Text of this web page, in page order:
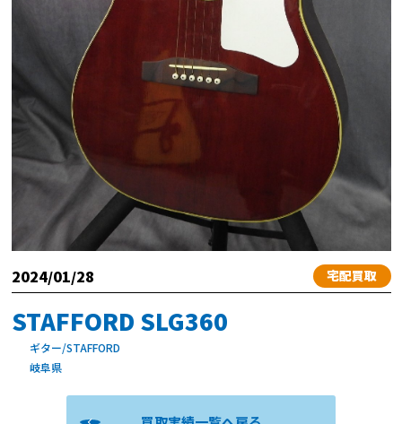
2024/01/28 宅配買取
STAFFORD SLG360
ギター/STAFFORD
岐阜県